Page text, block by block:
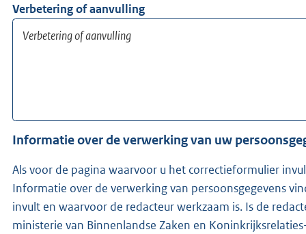
Verbetering of aanvulling
Informatie over de verwerking van uw
Als voor de pagina waarvoor u het correctieformulier
Informatie over de verwerking van persoonsgegevens
invult en waarvoor de redacteur werkzaam is. Is de redacteur niet bekend, ontvangen wij (KOOP -onderdeel van het
ministerie van Binnenlandse Zaken en